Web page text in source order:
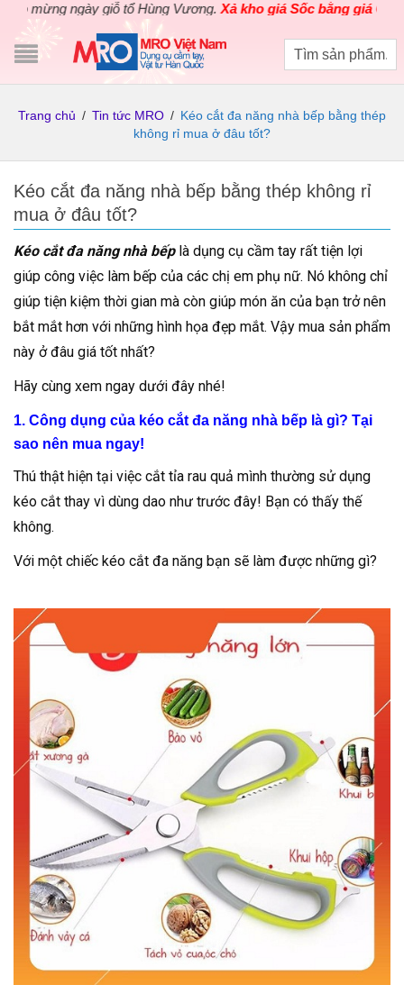
ngày giỗ tổ Hùng Vương.Xả kho giá Sốc bằng giá Gốccho
Trang chủ / Tin tức MRO / Kéo cắt đa năng nhà bếp bằng thép
không rỉ mua ở đâu tốt?
Kéo cắt đa năng nhà bếp bằng thép không rỉ
mua ở đâu tốt?
Kéo cắt đa năng nhà bếplà dụng cụ cầm tay rất tiện lợi
giúp công việc làm bếp của các chị em phụ nữ. Nó không chỉ
giúp tiện kiệm thời gian mà còn giúp món ăn của bạn trở nên
bắt mắt hơn với những hình họa đẹp mắt. Vậy mua sản phẩm
này ở đâu giá tốt nhất?
Hãy cùng xem ngay dưới đây nhé!
1. Công dụng của kéo cắt đa năng nhà bếp là gì? Tại
sao nên mua ngay!
Thú thật hiện tại việc cắt tỉa rau quả mình thường sử dụng
kéo cắt thay vì dùng dao như trước đây! Bạn có thấy thế
không.
Với một chiếc kéo cắt đa năng bạn sẽ làm được những gì?